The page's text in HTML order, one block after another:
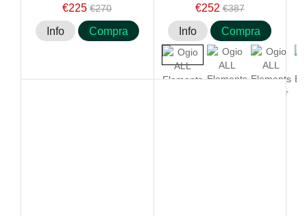
€225 €270
Info Compra
€252 €387
Info Compra